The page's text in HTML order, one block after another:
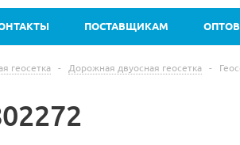
ПОСТАВЩИКАМ
геосетка - Дорожная двуосная геосетка -